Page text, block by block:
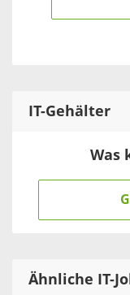
IT-Gehälter
Was
Ähnliche IT-